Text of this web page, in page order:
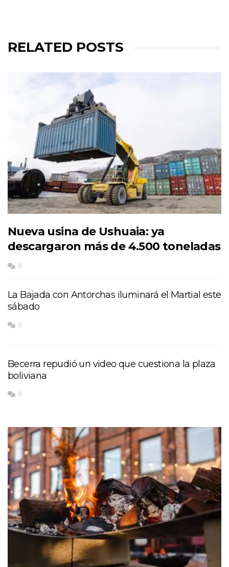
RELATED POSTS
Nueva usina de Ushuaia: ya
descargaron más de 4.500 toneladas
0
La Bajada con Antorchas iluminará el Martial este
sábado
0
Becerra repudió un video que cuestiona la plaza
boliviana
0